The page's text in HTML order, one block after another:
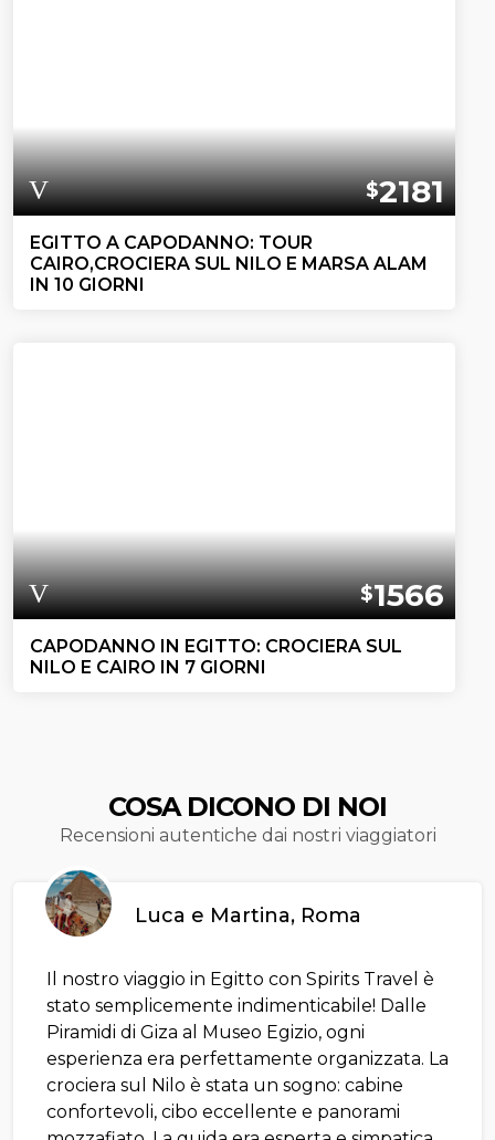
$2181
EGITTO A CAPODANNO: TOUR
CAIRO,CROCIERA SUL NILO E MARSA ALAM
IN 10 GIORNI
$1566
CAPODANNO IN EGITTO: CROCIERA SUL
NILO E CAIRO IN 7 GIORNI
COSA DICONO DI NOI
Recensioni autentiche dai nostri viaggiatori
Luca e Martina, Roma
Il nostro viaggio in Egitto con Spirits Travel è
stato semplicemente indimenticabile! Dalle
Piramidi di Giza al Museo Egizio, ogni
esperienza era perfettamente organizzata. La
crociera sul Nilo è stata un sogno: cabine
confortevoli, cibo eccellente e panorami